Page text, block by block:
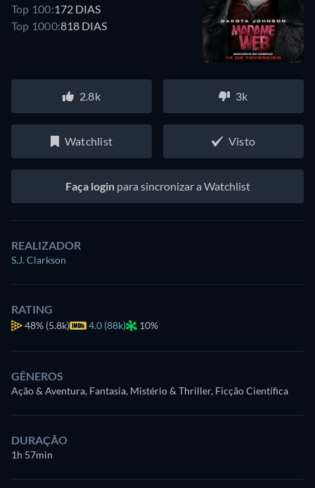
Top 100:172 DIAS
Top 1000:818 DIAS
2.8k 3k
Watchlist Visto
Faça loginpara sincronizar a Watchlist
REALIZADOR
S.J. Clarkson
RATING
48% (5.8k) 4.0 (88k) 10%
GÊNEROS
Ação & Aventura, Fantasia, Mistério & Thriller, Ficção Científica
DURAÇÃO
1h 57min